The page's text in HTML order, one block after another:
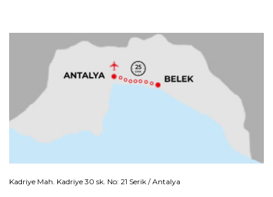
Kadriye Mah. Kadriye 30 sk. No: 21 Serik / Antalya